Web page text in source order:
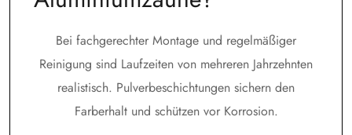
Bei fachgerechter Montage und regelmäßiger
Reinigung sind Laufzeiten von mehreren Jahrzehnten
realistisch. Pulverbeschichtungen sichern den
Farberhalt und schützen vor Korrosion.